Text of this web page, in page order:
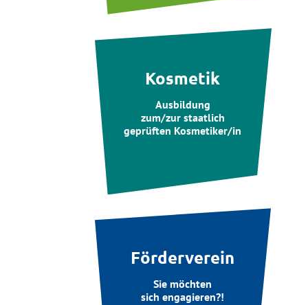
Kosmetik
Ausbildung
zum/zur staatlich
geprüften Kosmetiker/in
Förderverein
Sie möchten
sich engagieren?!